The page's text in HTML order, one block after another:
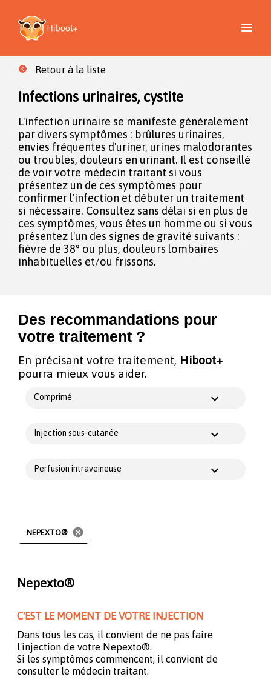
Retour à la liste
Infections urinaires, cystite
L'infection urinaire se manifeste généralement
par divers symptômes : brûlures urinaires,
envies fréquentes d'uriner, urines malodorantes
ou troubles, douleurs en urinant. Il est conseillé
de voir votre médecin traitant si vous
présentez un de ces symptômes pour
confirmer l'infection et débuter un traitement
si nécessaire. Consultez sans délai si en plus de
ces symptômes, vous êtes un homme ou si vous
présentez l'un des signes de gravité suivants :
fièvre de 38° ou plus, douleurs lombaires
inhabituelles et/ou frissons.
Des recommandations pour
votre traitement ?
En précisant votre traitement, Hiboot+
pourra mieux vous aider.
Comprimé
Injection sous-cutanée
Perfusion intraveineuse
NEPEXTO® cancel
Nepexto®
C'EST LE MOMENT DE VOTRE INJECTION
Dans tous les cas, il convient de ne pas faire
l'injection de votre Nepexto®.
Si les symptômes commencent, il convient de
consulter le médecin traitant.